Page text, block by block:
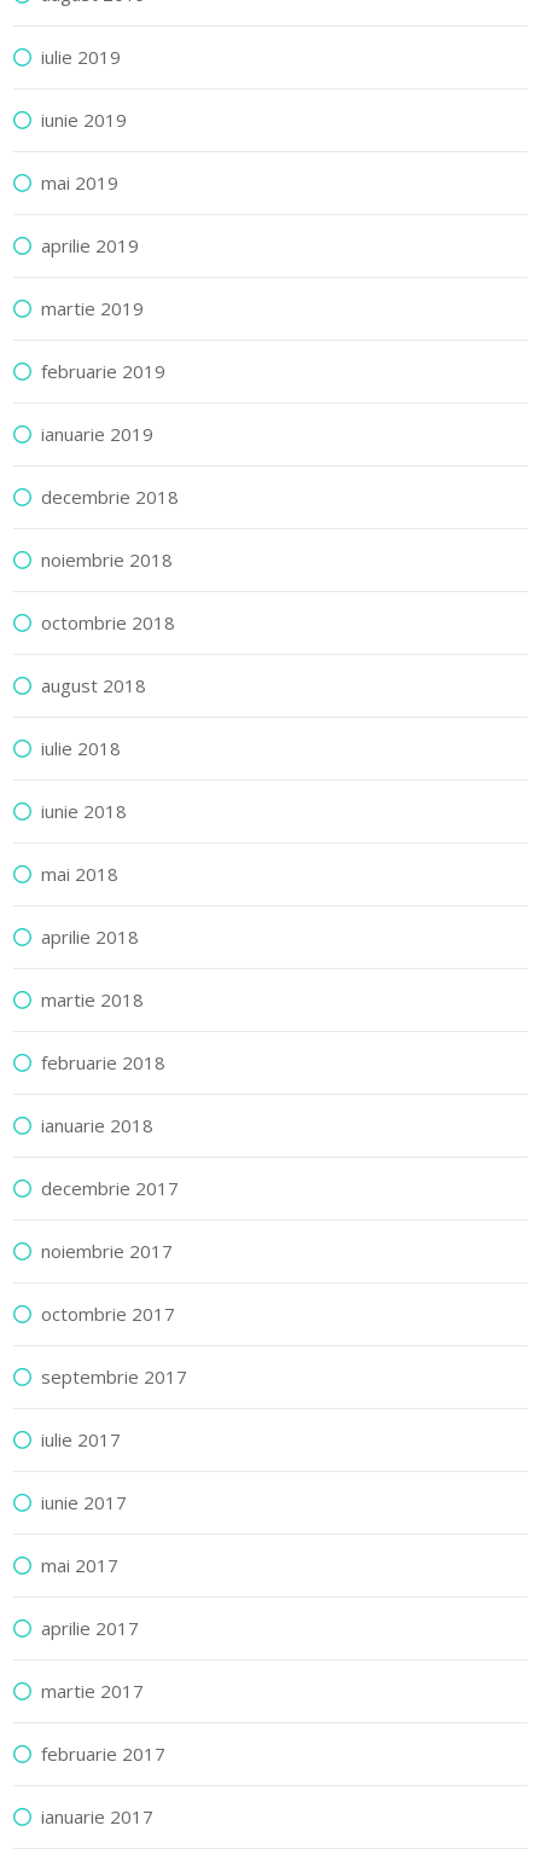
iulie 2019
iunie 2019
mai 2019
aprilie 2019
martie 2019
februarie 2019
ianuarie 2019
decembrie 2018
noiembrie 2018
octombrie 2018
august 2018
iulie 2018
iunie 2018
mai 2018
aprilie 2018
martie 2018
februarie 2018
ianuarie 2018
decembrie 2017
noiembrie 2017
octombrie 2017
septembrie 2017
iulie 2017
iunie 2017
mai 2017
aprilie 2017
martie 2017
februarie 2017
ianuarie 2017